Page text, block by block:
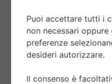
Puoi accettare tutti i
non necessari
preferenze
desideri autorizzare.
Il consenso è